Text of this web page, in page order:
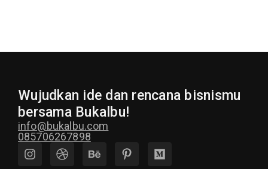
Wujudkan ide dan rencana bisnismu
bersama Bukalbu!
info@bukalbu.com
085706267898